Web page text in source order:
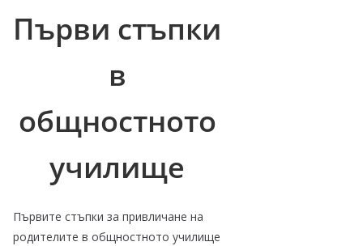
Първи стъпки
в
общностното
училище
Първите стъпки за привличане на
родителите в общностното училище